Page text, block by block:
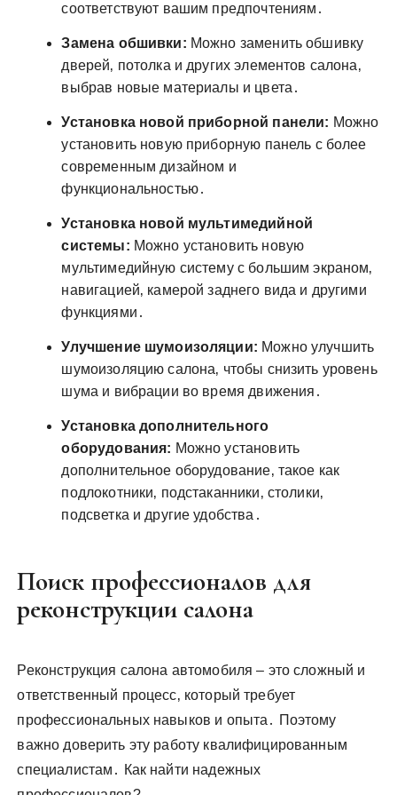
соответствуют вашим предпочтениям․
Замена обшивки: Можно заменить обшивку
дверей‚ потолка и других элементов салона‚
выбрав новые материалы и цвета․
Установка новой приборной панели: Можно
установить новую приборную панель с более
современным дизайном и
функциональностью․
Установка новой мультимедийной
системы: Можно установить новую
мультимедийную систему с большим экраном‚
навигацией‚ камерой заднего вида и другими
функциями․
Улучшение шумоизоляции: Можно улучшить
шумоизоляцию салона‚ чтобы снизить уровень
шума и вибрации во время движения․
Установка дополнительного
оборудования: Можно установить
дополнительное оборудование‚ такое как
подлокотники‚ подстаканники‚ столики‚
подсветка и другие удобства․
Поиск профессионалов для
реконструкции салона
Реконструкция салона автомобиля – это сложный и
ответственный процесс‚ который требует
профессиональных навыков и опыта․ Поэтому
важно доверить эту работу квалифицированным
специалистам․ Как найти надежных